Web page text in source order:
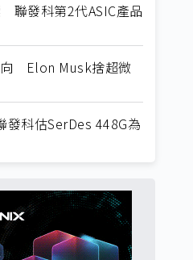
聯發科第2代ASIC產品
向 Elon Musk捨超微
科估SerDes 448G為